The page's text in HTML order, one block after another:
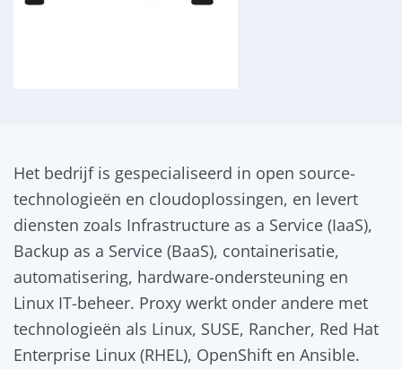
Het bedrijf is gespecialiseerd in open source-
technologieën en cloudoplossingen, en levert
diensten zoals Infrastructure as a Service (IaaS),
Backup as a Service (BaaS), containerisatie,
automatisering, hardware-ondersteuning en
Linux IT-beheer. Proxy werkt onder andere met
technologieën als Linux, SUSE, Rancher, Red Hat
Enterprise Linux (RHEL), OpenShift en Ansible.